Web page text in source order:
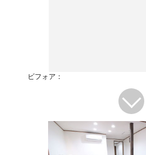
ビフォア：